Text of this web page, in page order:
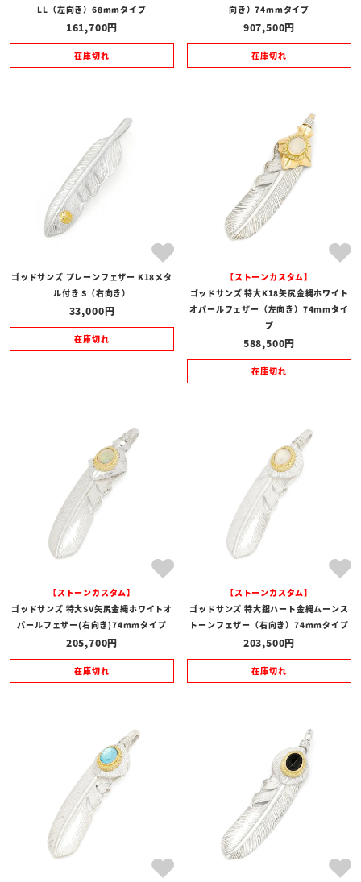
LL（左向き）68mmタイプ
161,700
在庫切れ
向き）74mmタイプ
907,500
在庫切れ
ゴッドサンズ プレーンフェザー K18メタ
ル付き S（右向き）
33,000
在庫切れ
【ストーンカスタム】
ゴッドサンズ 特大K18矢尻金縄ホワイト
オパールフェザー（左向き）74mmタイ
プ
588,500
在庫切れ
【ストーンカスタム】
ゴッドサンズ 特大SV矢尻金縄ホワイトオ
パールフェザー(右向き)74mmタイプ
205,700
在庫切れ
【ストーンカスタム】
ゴッドサンズ 特大銀ハート金縄ムーンス
トーンフェザー（右向き）74mmタイプ
203,500
在庫切れ